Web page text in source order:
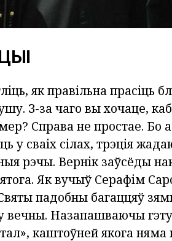
як правільна прасіць
З-за чаго вы хочаце,
Справа не простае.
у сваіх сілах, трэція
рэчы. Вернік заўсёды
Як вучыў Серафім
падобны багаццяў
вечны. Назапашваючы
каштоўней якога